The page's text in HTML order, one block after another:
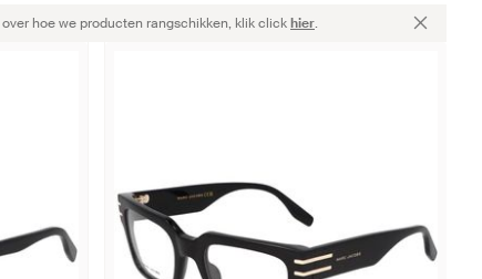
hoe we producten rangschikken, klik clickhier.